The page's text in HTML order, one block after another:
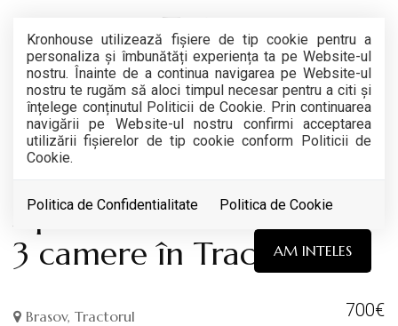
Kronhouse utilizează fişiere de tip cookie pentru a
personaliza și îmbunătăți experiența ta pe Website-ul
nostru. Înainte de a continua navigarea pe Website-ul
nostru te rugăm să aloci timpul necesar pentru a citi și
înțelege conținutul Politicii de Cookie. Prin continuarea
navigării pe Website-ul nostru confirmi acceptarea
utilizării fişierelor de tip cookie conform Politicii de
Cookie.
Politica de Confidentialitate Politica de Cookie
AM INTELES
Acest anunt nu mai este activ !
Apartament modern cu
3 camere în Tractorul
Brasov, Tractorul 700€
RETRAS